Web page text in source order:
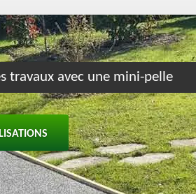
travaux avec une mini-pelle